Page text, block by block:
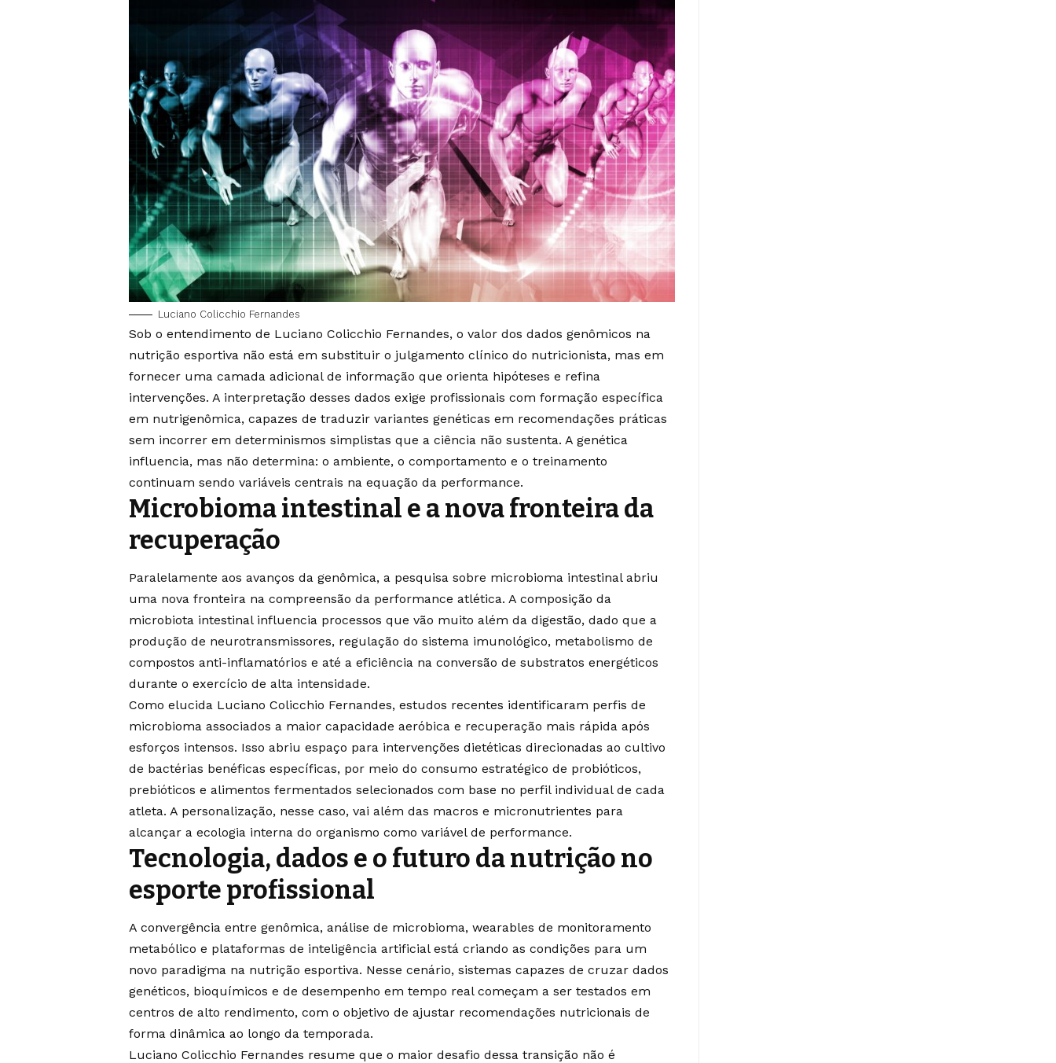
Luciano Colicchio Fernandes
Sob o entendimento de Luciano Colicchio Fernandes, o valor dos dados genômicos na
nutrição esportiva não está em substituir o julgamento clínico do nutricionista, mas em
fornecer uma camada adicional de informação que orienta hipóteses e refina
intervenções. A interpretação desses dados exige profissionais com formação específica
em nutrigenômica, capazes de traduzir variantes genéticas em recomendações práticas
sem incorrer em determinismos simplistas que a ciência não sustenta. A genética
influencia, mas não determina: o ambiente, o comportamento e o treinamento
continuam sendo variáveis centrais na equação da performance.
Microbioma intestinal e a nova fronteira da
recuperação
Paralelamente aos avanços da genômica, a pesquisa sobre microbioma intestinal abriu
uma nova fronteira na compreensão da performance atlética. A composição da
microbiota intestinal influencia processos que vão muito além da digestão, dado que a
produção de neurotransmissores, regulação do sistema imunológico, metabolismo de
compostos anti-inflamatórios e até a eficiência na conversão de substratos energéticos
durante o exercício de alta intensidade.
Como elucida Luciano Colicchio Fernandes, estudos recentes identificaram perfis de
microbioma associados a maior capacidade aeróbica e recuperação mais rápida após
esforços intensos. Isso abriu espaço para intervenções dietéticas direcionadas ao cultivo
de bactérias benéficas específicas, por meio do consumo estratégico de probióticos,
prebióticos e alimentos fermentados selecionados com base no perfil individual de cada
atleta. A personalização, nesse caso, vai além das macros e micronutrientes para
alcançar a ecologia interna do organismo como variável de performance.
Tecnologia, dados e o futuro da nutrição no
esporte profissional
A convergência entre genômica, análise de microbioma, wearables de monitoramento
metabólico e plataformas de inteligência artificial está criando as condições para um
novo paradigma na nutrição esportiva. Nesse cenário, sistemas capazes de cruzar dados
genéticos, bioquímicos e de desempenho em tempo real começam a ser testados em
centros de alto rendimento, com o objetivo de ajustar recomendações nutricionais de
forma dinâmica ao longo da temporada.
Luciano Colicchio Fernandes resume que o maior desafio dessa transição não é